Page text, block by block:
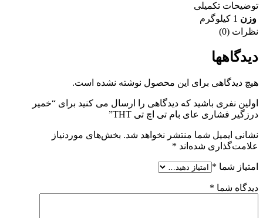
توضیحات تکمیلی
وزن 1 کیلوگرم
نظرات (0)
دیدگاهها
هیچ دیدگاهی برای این محصول نوشته نشده است.
اولین نفری باشید که دیدگاهی را ارسال می کنید برای “خمیر
درزگیر فشاری عای بام تی اچ تی THT”
نشانی ایمیل شما منتشر نخواهد شد. بخش‌های موردنیاز
علامت‌گذاری شده‌اند *
امتیاز شما *
دیدگاه شما *